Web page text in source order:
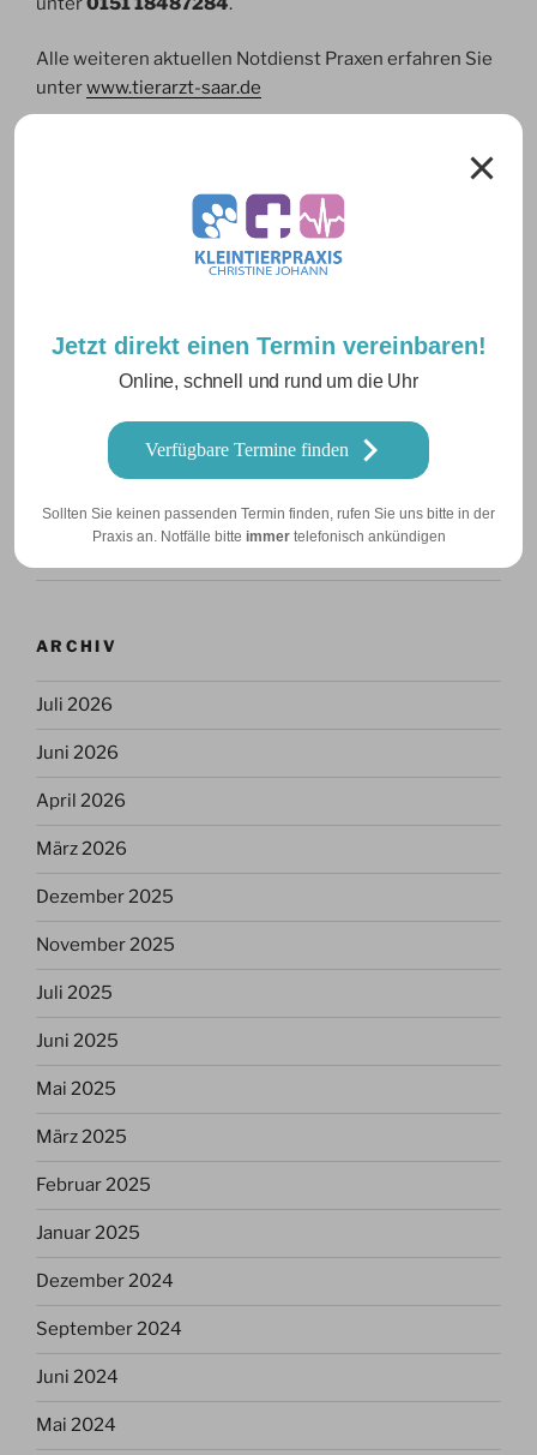
Jetzt direkt einen Termin vereinbaren!
Online, schnell und rund um die Uhr
Verfügbare Termine finden
Sollten Sie keinen passenden Termin finden, rufen Sie uns bitte in der
Praxis an. Notfälle bitte immertelefonisch ankündigen
Alle weiteren aktuellen Notdienst Praxen erfahren Sie
unterwww.tierarzt-saar.de
Urlaub am 15 Mai
Inguinaler Kryptorchismus
ARCHIV
Juli 2026
Juni 2026
April 2026
März 2026
Dezember 2025
November 2025
Juli 2025
Juni 2025
Mai 2025
März 2025
Februar 2025
Januar 2025
Dezember 2024
September 2024
Juni 2024
Mai 2024